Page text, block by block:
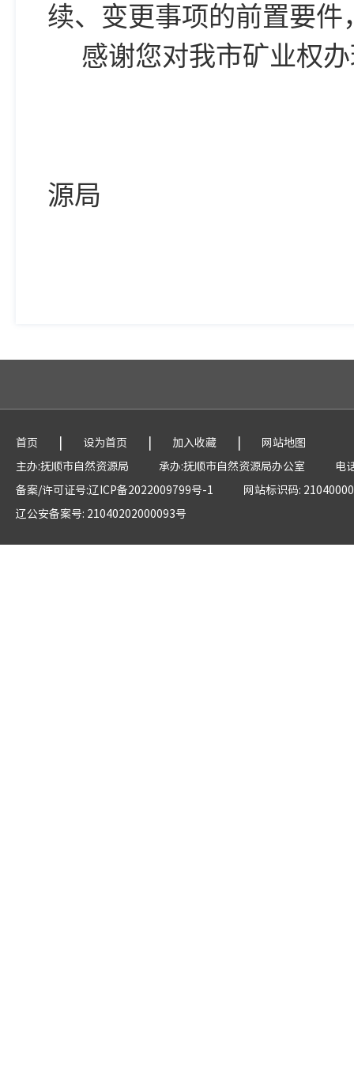
续、变更事项的前置要
感谢您对我市矿业权
源局
首页 | 设为首页 | 加入收藏 |
网站地图
主办:抚顺市自然资源局
承办:抚顺市自然资源局办公室
电
备案/许可证号:辽ICP备2022009799号-1
网站标识码:
辽公安备案号: 21040202000093号